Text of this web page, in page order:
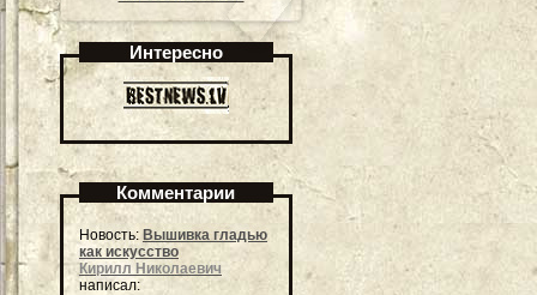
Интересно
Комментарии
Новость: Вышивка гладью
как искусство
Кирилл Николаевич
написал: